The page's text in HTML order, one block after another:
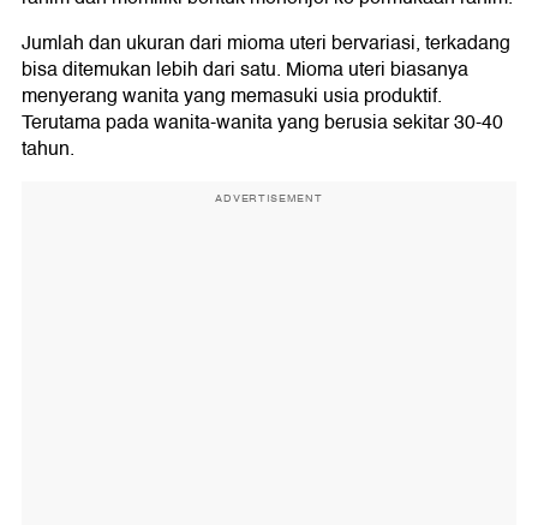
Jumlah dan ukuran dari mioma uteri bervariasi, terkadang
bisa ditemukan lebih dari satu. Mioma uteri biasanya
menyerang wanita yang memasuki usia produktif.
Terutama pada wanita-wanita yang berusia sekitar 30-40
tahun.
ADVERTISEMENT